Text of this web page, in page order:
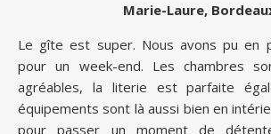
Marie-Laure,
Le gîte est super. Nous avons pu en
pour un week-end. Les chambres
agréables, la literie est parfaite
équipements sont là aussi bien en
pour passer un moment de